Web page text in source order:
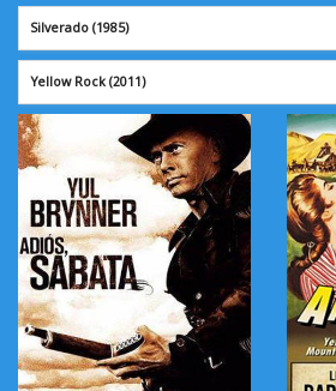
Silverado (1985)
Yellow Rock (2011)